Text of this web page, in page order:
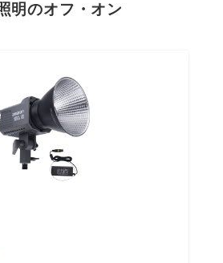
明のオフ・オン